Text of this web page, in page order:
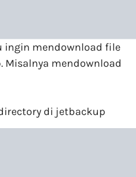
ingin mendownload file
mendownload
di jetbackup